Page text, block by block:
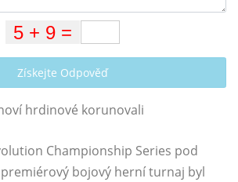
Získejte Odpověď
hrdinové korunovali
Championship Series pod
bojový herní turnaj byl